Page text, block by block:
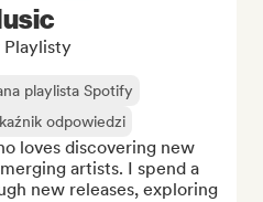
Playlisty
playlista Spotify
odpowiedzi
loves discovering new
artists. I spend a
new releases, exploring